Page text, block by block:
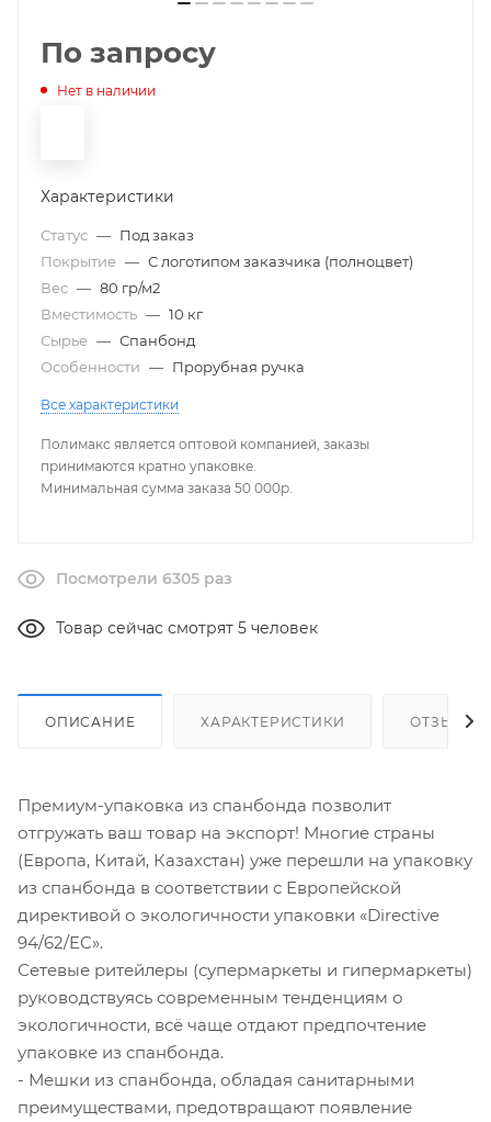
По запросу
Нет в наличии
Характеристики
Статус — Под заказ
Покрытие — С логотипом заказчика (полноцвет)
Вес — 80 гр/м2
Вместимость — 10 кг
Сырье — Спанбонд
Особенности — Прорубная ручка
Все характеристики
Полимакс является оптовой компанией, заказы
принимаются кратно упаковке.
Минимальная сумма заказа 50 000р.
Посмотрели 6305 раз
Товар сейчас смотрят 5 человек
ОПИСАНИЕ ХАРАКТЕРИСТИКИ ОТЗЫВЫ
Премиум-упаковка из спанбонда позволит
отгружать ваш товар на экспорт! Многие страны
(Европа, Китай, Казахстан) уже перешли на упаковку
из спанбонда в соответствии с Европейской
директивой о экологичности упаковки «Directive
94/62/EC».
Сетевые ритейлеры (супермаркеты и гипермаркеты)
руководствуясь современным тенденциям о
экологичности, всё чаще отдают предпочтение
упаковке из спанбонда.
- Мешки из спанбонда, обладая санитарными
преимуществами, предотвращают появление